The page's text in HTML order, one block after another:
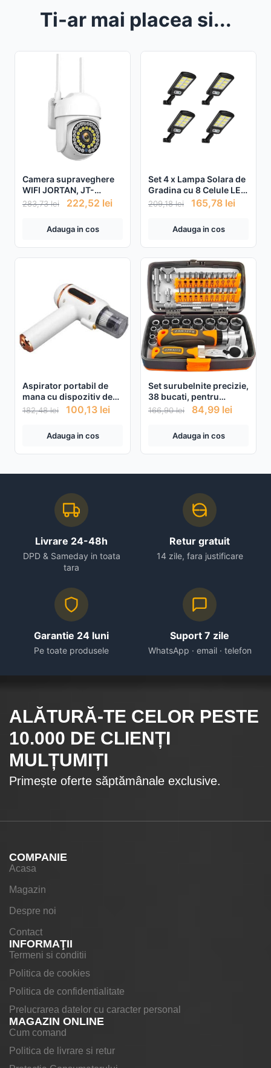
Ti-ar mai placea si...
Camera supraveghere
WIFI JORTAN, JT-
8161QJ, IP66, HD
wireless, 2 MP, 1920 X
283,73lei 222,52 lei
Adauga in cos
Set 4 x Lampa Solara de
Gradina cu 8 Celule LED
COB, Senzor de miscare
si Telecomanda
209,18lei 165,78 lei
Adauga in cos
Aspirator portabil de
mana cu dispozitiv de
indepartare a
acarienilor cu lampa UV
182,48lei 100,13 lei
Adauga in cos
Set surubelnite precizie,
38 bucati, pentru
computer/ceas/telefon
166,90lei 84,99 lei
Adauga in cos
Livrare 24-48h
DPD & Sameday in toata
tara
Retur gratuit
14 zile, fara justificare
Garantie 24 luni
Pe toate produsele
Suport 7 zile
WhatsApp · email · telefon
ALĂTURĂ-TE CELOR PESTE
10.000 DE CLIENȚI
MULȚUMIȚI
Primește oferte săptămânale exclusive.
COMPANIE
Acasa
Magazin
Despre noi
Contact
INFORMAŢII
Termeni si conditii
Politica de cookies
Politica de confidentialitate
Prelucrarea datelor cu caracter personal
MAGAZIN ONLINE
Cum comand
Politica de livrare si retur